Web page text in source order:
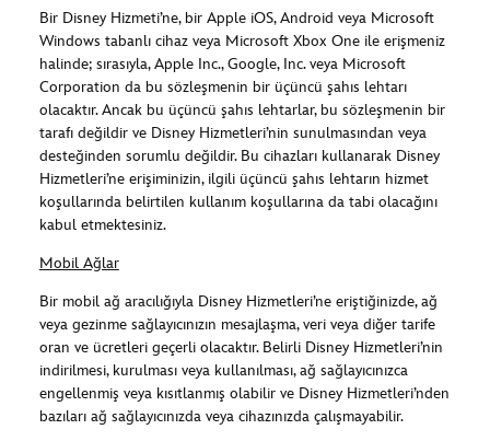
Bir Disney Hizmeti’ne, bir Apple iOS, Android veya Microsoft
Windows tabanlı cihaz veya Microsoft Xbox One ile erişmeniz
halinde; sırasıyla, Apple Inc., Google, Inc. veya Microsoft
Corporation da bu sözleşmenin bir üçüncü şahıs lehtarı
olacaktır. Ancak bu üçüncü şahıs lehtarlar, bu sözleşmenin bir
tarafı değildir ve Disney Hizmetleri’nin sunulmasından veya
desteğinden sorumlu değildir. Bu cihazları kullanarak Disney
Hizmetleri’ne erişiminizin, ilgili üçüncü şahıs lehtarın hizmet
koşullarında belirtilen kullanım koşullarına da tabi olacağını
kabul etmektesiniz.
Mobil Ağlar
Bir mobil ağ aracılığıyla Disney Hizmetleri’ne eriştiğinizde, ağ
veya gezinme sağlayıcınızın mesajlaşma, veri veya diğer tarife
oran ve ücretleri geçerli olacaktır. Belirli Disney Hizmetleri’nin
indirilmesi, kurulması veya kullanılması, ağ sağlayıcınızca
engellenmiş veya kısıtlanmış olabilir ve Disney Hizmetleri’nden
bazıları ağ sağlayıcınızda veya cihazınızda çalışmayabilir.